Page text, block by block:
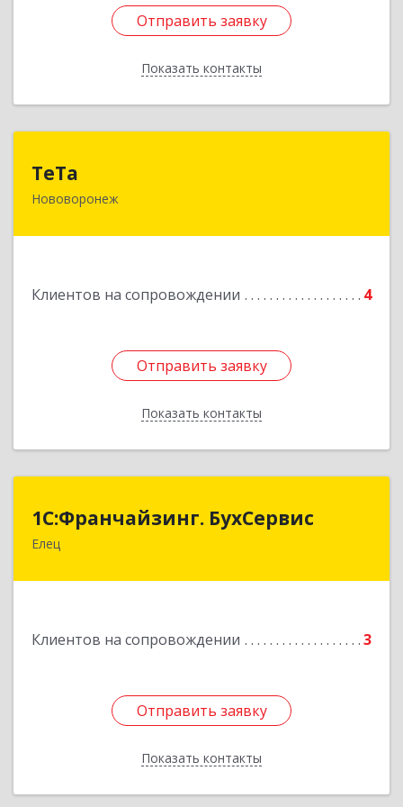
Отправить заявку
Показать контакты
Отправить заявку
Назад
ТеТа
Нововоронеж
Клиентов на сопровождении 4
Отправить заявку
Показать контакты
396 073, Нововоронеж г, а/я, дом № 30
Отправить заявку
Назад
1С:Франчайзинг. БухСервис
Елец
Клиентов на сопровождении 3
Отправить заявку
Показать контакты
1С:Франчайзинг. БухСервис
Отправить заявку
Назад